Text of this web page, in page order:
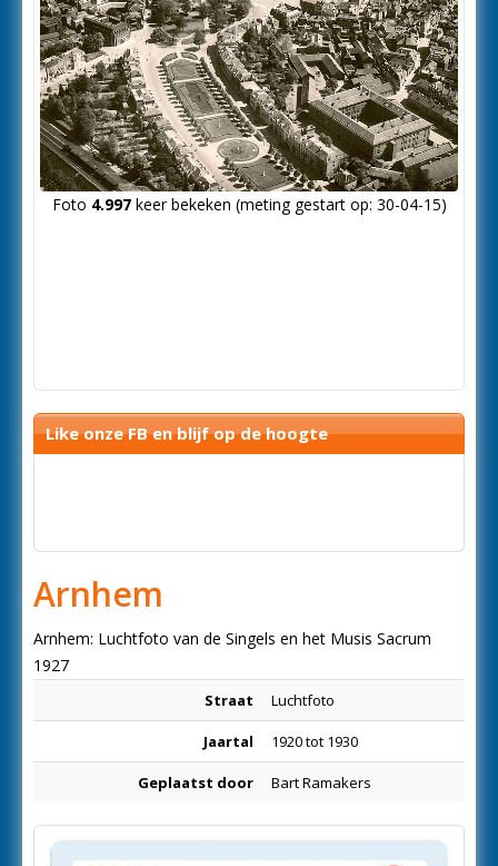
Foto 4.997keer bekeken (meting gestart op: 30-04-15)
Like onze FB en blijf op de hoogte
Arnhem
Arnhem: Luchtfoto van de Singels en het Musis Sacrum
1927
Straat Luchtfoto
Jaartal 1920 tot 1930
Geplaatst door Bart Ramakers